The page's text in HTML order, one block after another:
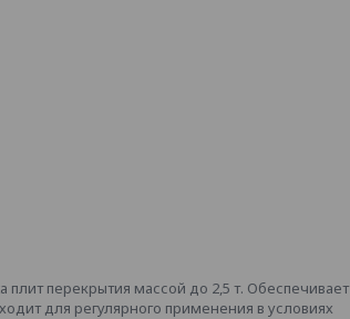
перекрытия массой до 2,5 т. Обеспечивает
для регулярного применения в условиях